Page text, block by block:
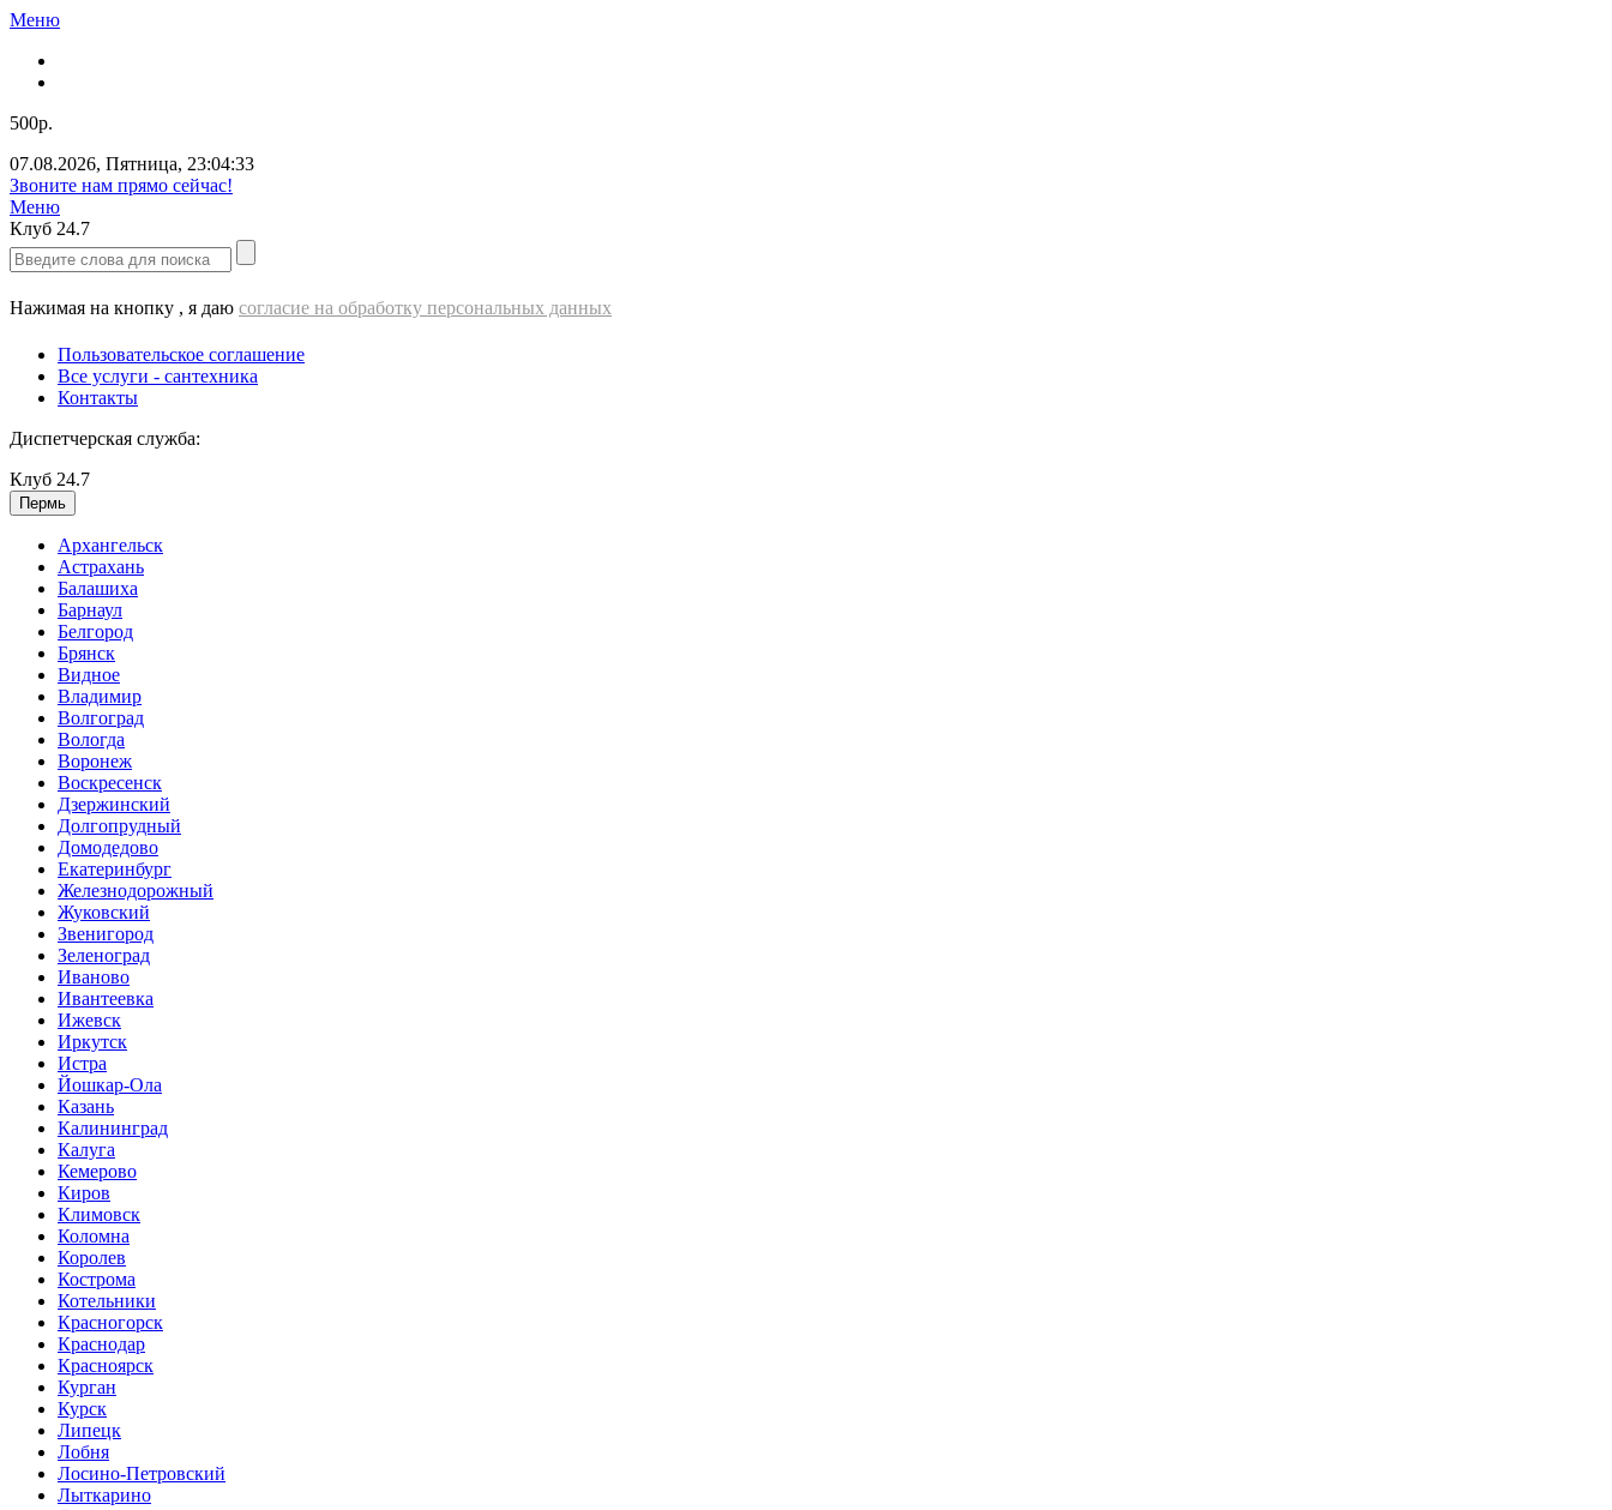
Меню
500р.
07.08.2026, Пятница, 23:04:34
Звоните нам прямо сейчас!
Меню
Клуб 24.7
Нажимая на кнопку , я даю согласие на обработку персональных данных
Пользовательское соглашение
Все услуги - cантехника
Контакты
Диспетчерская служба:
Клуб 24.7
Пермь
Архангельск
Астрахань
Балашиха
Барнаул
Белгород
Брянск
Видное
Владимир
Волгоград
Вологда
Воронеж
Воскресенск
Дзержинский
Долгопрудный
Домодедово
Екатеринбург
Железнодорожный
Жуковский
Звенигород
Зеленоград
Иваново
Ивантеевка
Ижевск
Иркутск
Истра
Йошкар-Ола
Казань
Калининград
Калуга
Кемерово
Киров
Климовск
Коломна
Королев
Кострома
Котельники
Красногорск
Краснодар
Красноярск
Курган
Курск
Липецк
Лобня
Лосино-Петровский
Лыткарино